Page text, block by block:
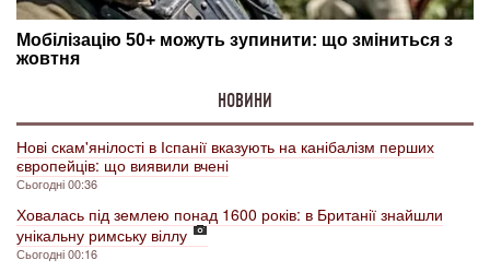
НОВИНИ
Нові скам'янілості в Іспанії вказують на канібалізм перших
європейців: що виявили вчені
Сьогодні 00:36
Ховалась під землею понад 1600 років: в Британії знайшли
унікальну римську віллу
Сьогодні 00:16